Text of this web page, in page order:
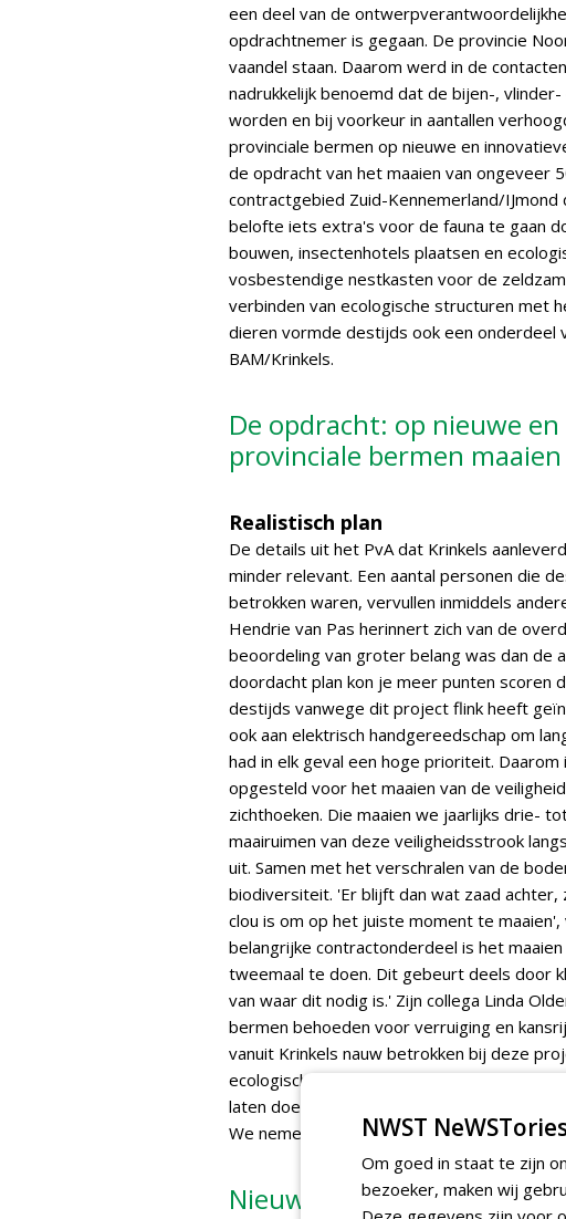
een deel van de
opdrachtnemer is gegaan. De provincie
vaandel staan. Daarom werd in de
nadrukkelijk benoemd dat de bijen-,
worden en bij voorkeur in aantallen
provinciale bermen op nieuwe en
de opdracht van het maaien van ongeveer
contractgebied Zuid-Kennemerland/IJmond
belofte iets extra's voor de fauna te gaan
bouwen, insectenhotels plaatsen en
vosbestendige nestkasten voor de
verbinden van ecologische structuren met
dieren vormde destijds ook een onderdeel
BAM/Krinkels.
De opdracht: op nieuwe
provinciale bermen maaien
Realistisch plan
De details uit het PvA dat Krinkels
minder relevant. Een aantal personen die
betrokken waren, vervullen inmiddels
Hendrie van Pas herinnert zich van de
beoordeling van groter belang was dan de
doordacht plan kon je meer punten scoren
destijds vanwege dit project flink heeft
ook aan elektrisch handgereedschap om
had in elk geval een hoge prioriteit.
opgesteld voor het maaien van de
zichthoeken. Die maaien we jaarlijks drie-
maairuimen van deze veiligheidsstrook
uit. Samen met het verschralen van de
biodiversiteit. 'Er blijft dan wat zaad
clou is om op het juiste moment te
belangrijke contractonderdeel is het
tweemaal te doen. Dit gebeurt deels door
van waar dit nodig is.' Zijn collega Linda
bermen behoeden voor verruiging en
vanuit Krinkels nauw betrokken bij deze
ecologische monitoring uit. 'Aanvankelijk
laten doen, maar we kennen de flora en
We nemen nu dus zelf initiatieven voor
Nieuwe inzichten en
NWST
Om goed in staat te zijn
bezoeker, maken wij